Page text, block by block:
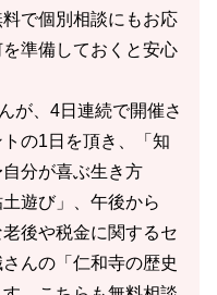
で個別相談にもお応
準備しておくと安心
が、4日連続で開催さ
の1日を頂き、「知
分が喜ぶ生き方
遊び」、午後から
後や税金に関するセ
んの「仁和寺の歴史